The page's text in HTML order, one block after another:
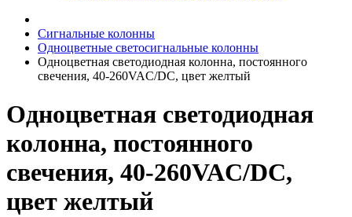
Сигнальные колонны
Одноцветные светосигнальные колонны
Одноцветная светодиодная колонна, постоянного
свечения, 40-260VAC/DC, цвет желтый
Одноцветная светодиодная
колонна, постоянного
свечения, 40-260VAC/DC,
цвет желтый